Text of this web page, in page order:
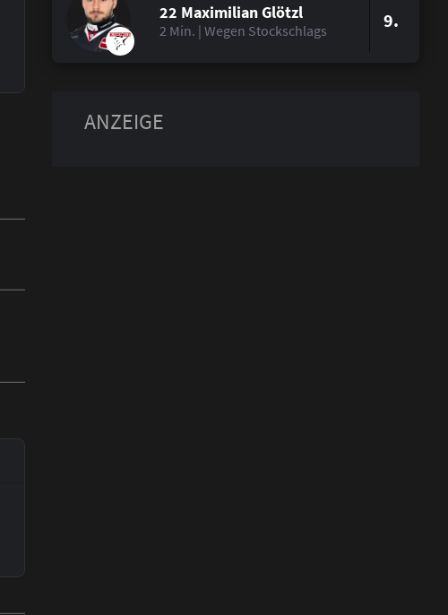
22 Maximilian Glötzl
2 Min. | Wegen Stockschlags 9.